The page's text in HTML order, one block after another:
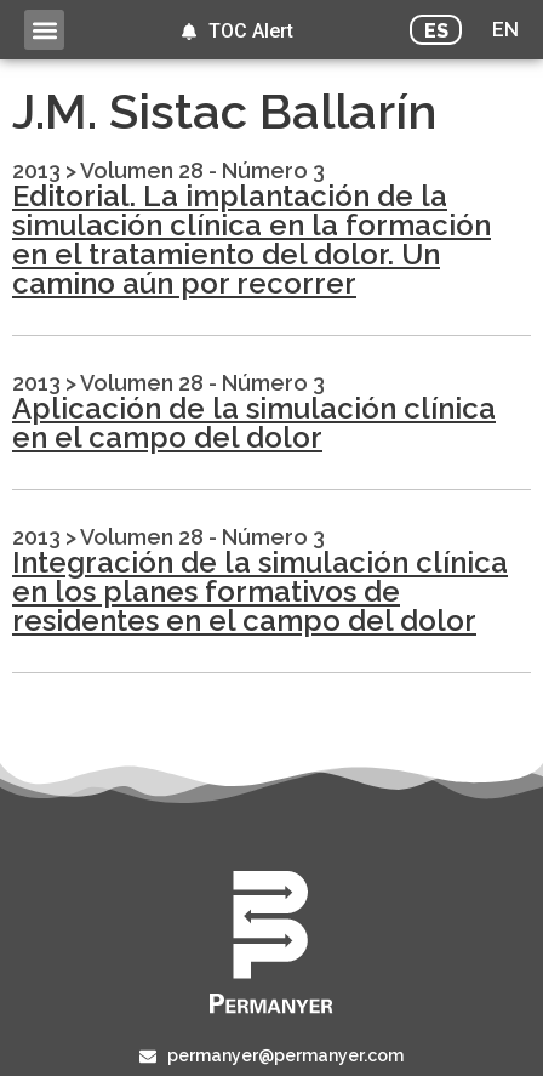
ES EN
TOC Alert
J.M. Sistac Ballarín
2013 >Volumen 28 - Número 3
Editorial. La implantación de la
simulación clínica en la formación
en el tratamiento del dolor. Un
camino aún por recorrer
2013 >Volumen 28 - Número 3
Aplicación de la simulación clínica
en el campo del dolor
2013 >Volumen 28 - Número 3
Integración de la simulación clínica
en los planes formativos de
residentes en el campo del dolor
permanyer@permanyer.com